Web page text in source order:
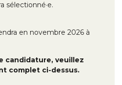
sélectionné·e.
en novembre 2026 à
candidature, veuillez
complet ci-dessus.